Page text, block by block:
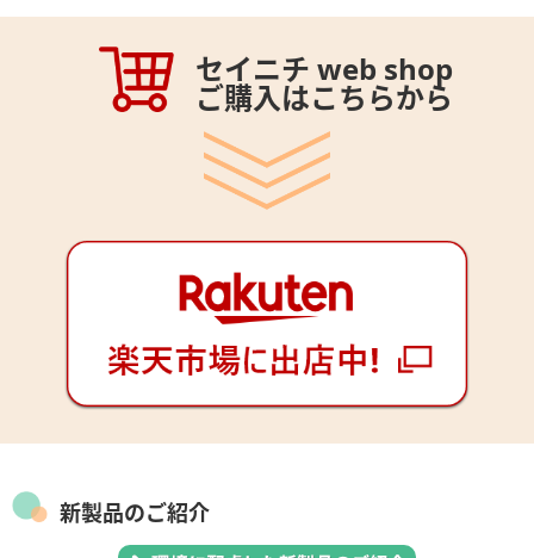
セイニチ web shop
ご購入はこちらから
新製品のご紹介